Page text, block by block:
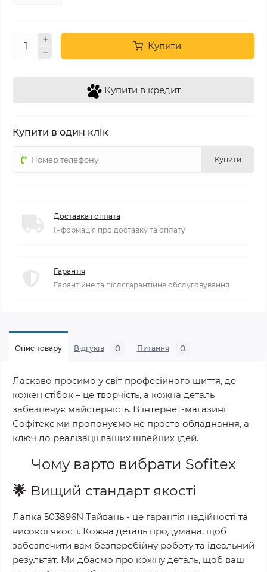
Купити
Купити в кредит
Купити в один клік
Купити
Доставка і оплата
Інформація про доставку та оплату
Гарантія
Гарантійне та післягарантійне обслуговування
Опис товару Відгуків 0 Питання 0
Ласкаво просимо у світ професійного шиття, де
кожен стібок – це творчість, а кожна деталь
забезпечує майстерність. В інтернет-магазині
Софітекс ми пропонуємо не просто обладнання, а
ключ до реалізації ваших швейних ідей.
Чому варто вибрати Sofitex
🌟 Вищий стандарт якості
Лапка 503896N Тайвань - це гарантія надійності та
високої якості. Кожна деталь продумана, щоб
забезпечити вам безперебійну роботу та ідеальний
результат. Ми дбаємо про кожну деталь, щоб ваш